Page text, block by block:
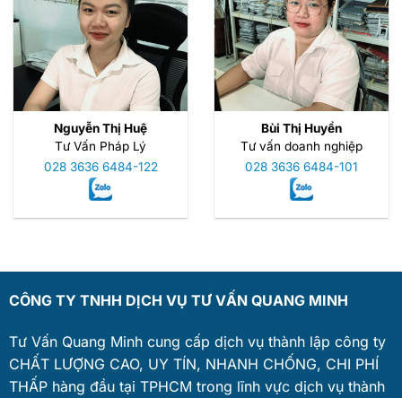
Nguyễn Thị Huệ
Tư Vấn Pháp Lý
028 3636 6484-122
Bùi Thị Huyền
Tư vấn doanh nghiệp
028 3636 6484-101
CÔNG TY TNHH DỊCH VỤ TƯ VẤN QUANG MINH
Tư Vấn Quang Minh cung cấp dịch vụ thành lập công ty
CHẤT LƯỢNG CAO, UY TÍN, NHANH CHỐNG, CHI PHÍ
THẤP hàng đầu tại TPHCM trong lĩnh vực dịch vụ thành